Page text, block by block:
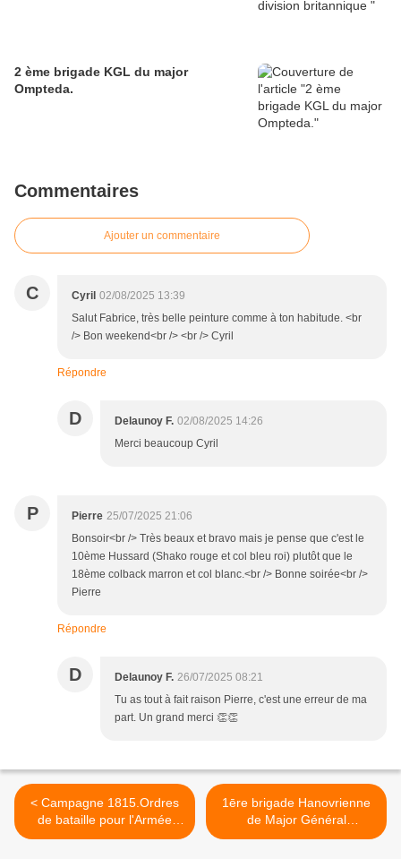
2 ème brigade KGL du major
Ompteda.
Commentaires
Ajouter un commentaire
C Cyril 02/08/2025 13:39
Salut Fabrice, très belle peinture comme à ton habitude. <br
/> Bon weekend<br /> <br /> Cyril
Répondre
D Delaunoy F. 02/08/2025 14:26
Merci beaucoup Cyril
P Pierre 25/07/2025 21:06
Bonsoir<br /> Très beaux et bravo mais je pense que c'est le
10ème Hussard (Shako rouge et col bleu roi) plutôt que le
18ème colback marron et col blanc.<br /> Bonne soirée<br />
Pierre
Répondre
D Delaunoy F. 26/07/2025 08:21
Tu as tout à fait raison Pierre, c'est une erreur de ma
part. Un grand merci 👏👏
< Campagne 1815.Ordres
de bataille pour l'Armée
Anglo-alliée commandée
1ēre brigade Hanovrienne
de Major Général
Kielmansegge. >